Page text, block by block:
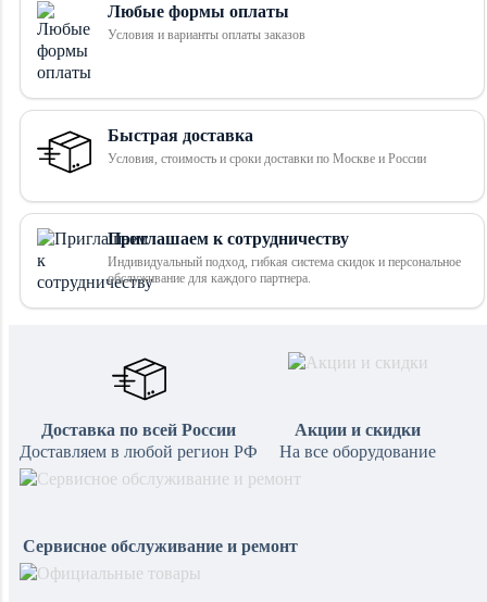
Любые формы оплаты
Условия и варианты оплаты заказов
Быстрая доставка
Условия, стоимость и сроки доставки по Москве и России
Приглашаем к сотрудничеству
Индивидуальный подход, гибкая система скидок и персональное
обслуживание для каждого партнера.
Доставка по всей России
Доставляем в любой регион РФ
Акции и скидки
На все оборудование
Сервисное обслуживание и ремонт